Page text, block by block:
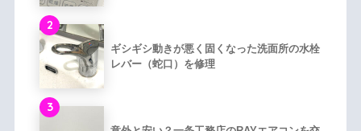
2
ギシギシ動きが悪く固くなった洗面所の水栓
レバー（蛇口）を修理
3